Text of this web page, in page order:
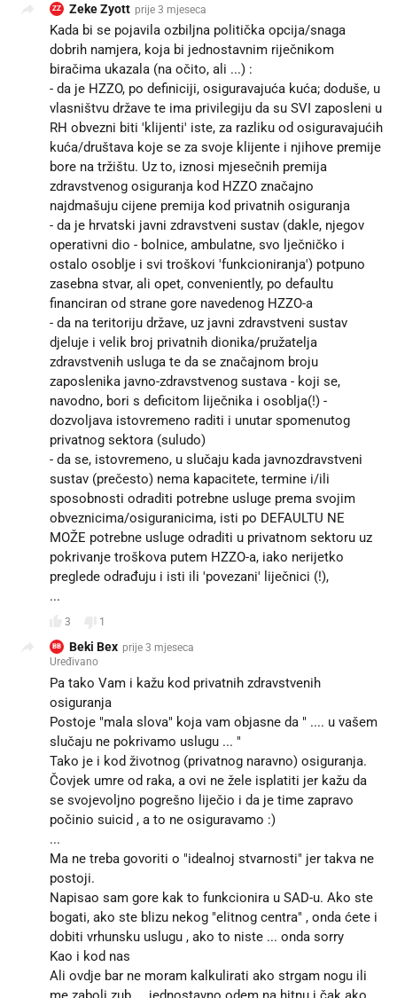
ZZ Zeke Zyott prije 3 mjeseca
Kada bi se pojavila ozbiljna politička opcija/snaga
dobrih namjera, koja bi jednostavnim riječnikom
biračima ukazala (na očito, ali ...) :
- da je HZZO, po definiciji, osiguravajuća kuća; doduše, u
vlasništvu države te ima privilegiju da su SVI zaposleni u
RH obvezni biti 'klijenti' iste, za razliku od osiguravajućih
kuća/društava koje se za svoje klijente i njihove premije
bore na tržištu. Uz to, iznosi mjesečnih premija
zdravstvenog osiguranja kod HZZO značajno
najdmašuju cijene premija kod privatnih osiguranja
- da je hrvatski javni zdravstveni sustav (dakle, njegov
operativni dio - bolnice, ambulatne, svo lječničko i
ostalo osoblje i svi troškovi 'funkcioniranja') potpuno
zasebna stvar, ali opet, conveniently, po defaultu
financiran od strane gore navedenog HZZO-a
- da na teritoriju države, uz javni zdravstveni sustav
djeluje i velik broj privatnih dionika/pružatelja
zdravstvenih usluga te da se značajnom broju
zaposlenika javno-zdravstvenog sustava - koji se,
navodno, bori s deficitom liječnika i osoblja(!) -
dozvoljava istovremeno raditi i unutar spomenutog
privatnog sektora (suludo)
- da se, istovremeno, u slučaju kada javnozdravstveni
sustav (prečesto) nema kapacitete, termine i/ili
sposobnosti odraditi potrebne usluge prema svojim
obveznicima/osiguranicima, isti po DEFAULTU NE
MOŽE potrebne usluge odraditi u privatnom sektoru uz
pokrivanje troškova putem HZZO-a, iako nerijetko
preglede odrađuju i isti ili 'povezani' liječnici (!),
...
3 1
BB Beki Bex prije 3 mjeseca
Uređivano
Pa tako Vam i kažu kod privatnih zdravstvenih
osiguranja
Postoje "mala slova" koja vam objasne da " .... u vašem
slučaju ne pokrivamo uslugu ... "
Tako je i kod životnog (privatnog naravno) osiguranja.
Čovjek umre od raka, a ovi ne žele isplatiti jer kažu da
se svojevoljno pogrešno liječio i da je time zapravo
počinio suicid , a to ne osiguravamo :)
...
Ma ne treba govoriti o "idealnoj stvarnosti" jer takva ne
postoji.
Napisao sam gore kak to funkcionira u SAD-u. Ako ste
bogati, ako ste blizu nekog "elitnog centra" , onda ćete i
dobiti vrhunsku uslugu , ako to niste ... onda sorry
Kao i kod nas
Ali ovdje bar ne moram kalkulirati ako strgam nogu ili